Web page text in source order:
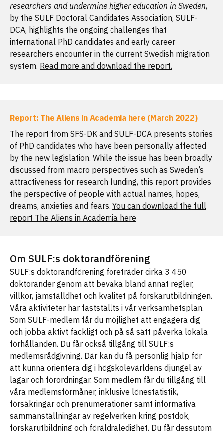
researchers and undermine higher education in Sweden,
by the SULF Doctoral Candidates Association, SULF-
DCA, highlights the ongoing challenges that
international PhD candidates and early career
researchers encounter in the current Swedish migration
system. Read more and download the report.
Report: The Aliens in Academia here (March 2022)
The report from SFS-DK and SULF-DCA presents stories
of PhD candidates who have been personally affected
by the new legislation. While the issue has been broadly
discussed from macro perspectives such as Sweden’s
attractiveness for research funding, this report provides
the perspective of people with actual names, hopes,
dreams, anxieties and fears. You can download the full
report The Aliens in Academia here
Om SULF:s doktorandförening
SULF:s doktorandförening företräder cirka 3 450
doktorander genom att bevaka bland annat regler,
villkor, jämställdhet och kvalitet på forskarutbildningen.
Våra aktiviteter har fastställts i vår verksamhetsplan.
Som SULF-medlem får du möjlighet att engagera dig
och jobba aktivt fackligt och på så sätt påverka lokala
förhållanden. Du får också tillgång till SULF:s
medlemsrådgivning. Där kan du få personlig hjälp för
att kunna orientera dig i högskolevärldens djungel av
lagar och förordningar. Som medlem får du tillgång till
våra medlemsförmåner, inklusive lönestatistik,
försäkringar och prenumerationer samt informativa
sammanställningar av regelverken kring postdok,
forskarutbildning och föräldraledighet. Du får dessutom